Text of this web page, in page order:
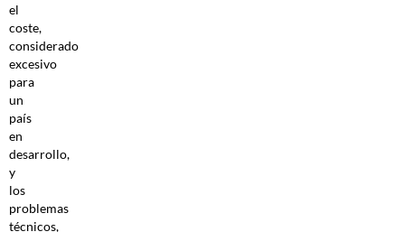
el
coste,
considerado
excesivo
para
un
país
en
desarrollo,
y
los
problemas
técnicos,